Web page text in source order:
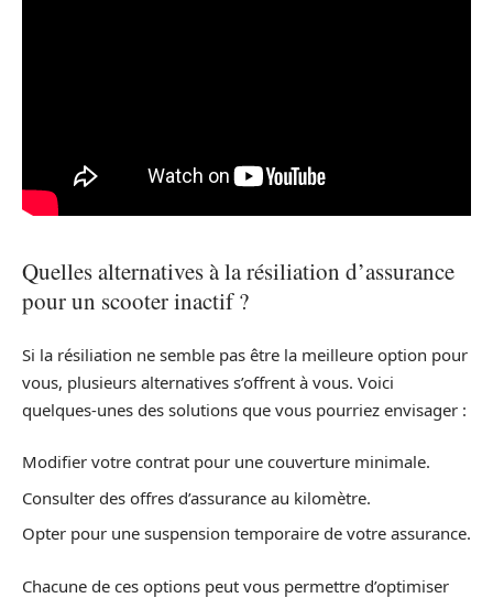
Quelles alternatives à la résiliation d’assurance
pour un scooter inactif ?
Si la résiliation ne semble pas être la meilleure option pour
vous, plusieurs alternatives s’offrent à vous. Voici
quelques-unes des solutions que vous pourriez envisager :
Modifier votre contrat pour une couverture minimale.
Consulter des offres d’assurance au kilomètre.
Opter pour une suspension temporaire de votre assurance.
Chacune de ces options peut vous permettre d’optimiser